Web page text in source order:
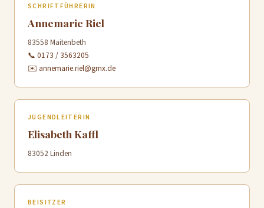
SCHRIFTFÜHRERIN
Annemarie Riel
83558 Maitenbeth
📞 0173 / 3563205
✉️ annemarie.riel@gmx.de
JUGENDLEITERIN
Elisabeth Kaffl
83052 Linden
BEISITZER